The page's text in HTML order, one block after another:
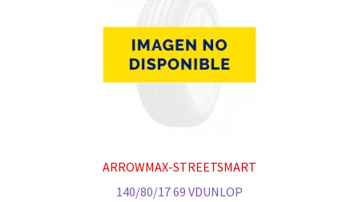
ARROWMAX-STREETSMART
140/80/17 69 VDUNLOP